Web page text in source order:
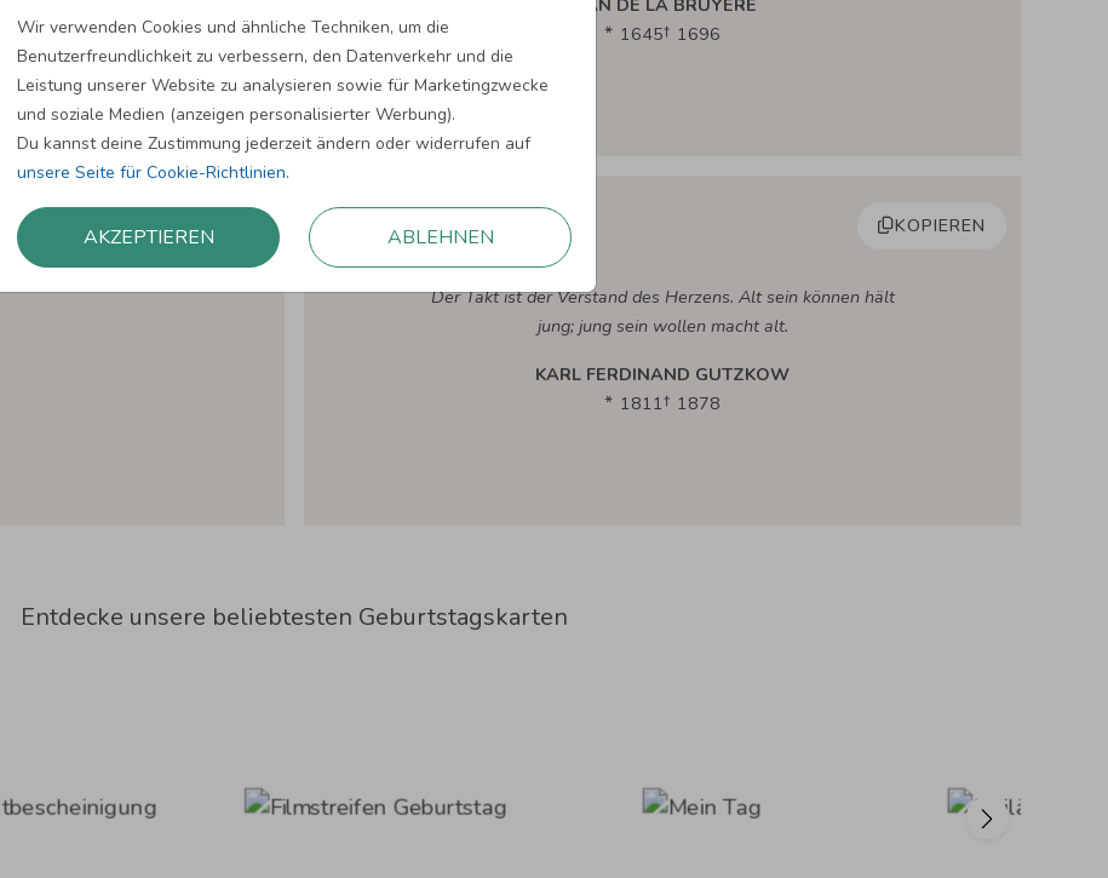
Wir verwenden Cookies und ähnliche Techniken, um die
Benutzerfreundlichkeit zu verbessern, den Datenverkehr und die
Leistung unserer Website zu analysieren sowie für Marketingzwecke
und soziale Medien (anzeigen personalisierter Werbung).
Du kannst deine Zustimmung jederzeit ändern oder widerrufen auf
unsere Seite für Cookie-Richtlinien.
AKZEPTIEREN ABLEHNEN
1645
1696
KOPIEREN KOPIEREN
Der Takt ist der Verstand des Herzens. Alt sein können hält
jung; jung sein wollen macht alt.
KARL FERDINAND GUTZKOW
1811
1878
Entdecke unsere beliebtesten Geburtstagskarten